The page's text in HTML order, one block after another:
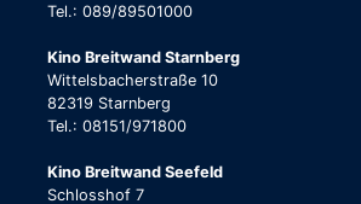
Tel.: 089/89501000
Kino Breitwand Starnberg
Wittelsbacherstraße 10
82319 Starnberg
Tel.: 08151/971800
Kino Breitwand Seefeld
Schlosshof 7